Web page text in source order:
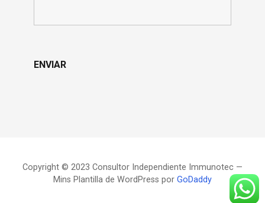
Copyright © 2023 Consultor Independiente Immunotec —
Mins Plantilla de WordPress por GoDaddy